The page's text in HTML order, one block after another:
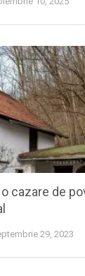
cazare de
29, 2023